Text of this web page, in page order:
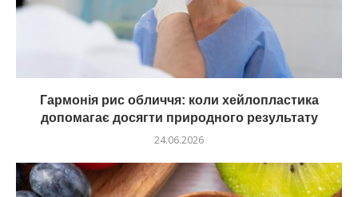
Гармонія рис обличчя: коли хейлопластика
допомагає досягти природного результату
24.06.2026